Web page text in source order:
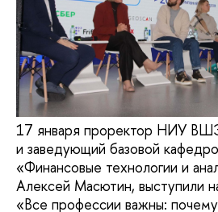
17 января проректор НИУ
и заведующий базовой
«Финансовые технологии и
Алексей Масютин, выступили
«Все профессии важны: